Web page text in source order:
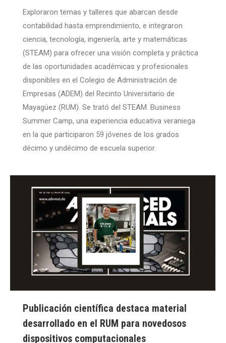
Exploraron temas y talleres que abarcan desde
contabilidad hasta emprendimiento, e integraron
ciencia, tecnología, ingeniería, arte y matemáticas
(STEAM) para ofrecer una visión completa y práctica
de las oportunidades académicas y profesionales
disponibles en el Colegio de Administración de
Empresas (ADEM) del Recinto Universitario de
Mayagüez (RUM). Se trató del STEAM. Business
Summer Camp, una experiencia educativa veraniega
en la que participaron 59 jóvenes de los grados
décimo y undécimo de escuela superior.
Publicación científica destaca material
desarrollado en el RUM para novedosos
dispositivos computacionales